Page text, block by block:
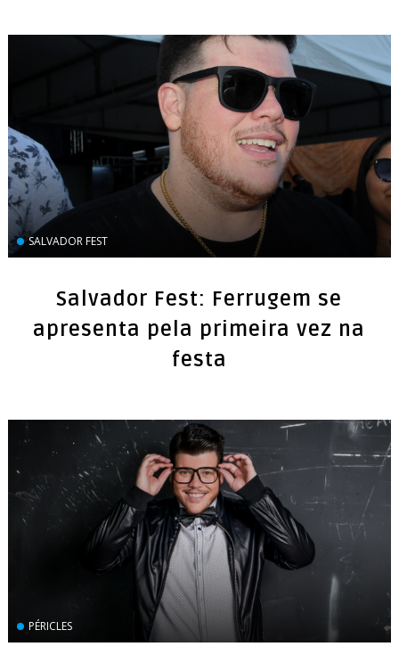
SALVADOR FEST
Salvador Fest: Ferrugem se
apresenta pela primeira vez na
festa
PÉRICLES